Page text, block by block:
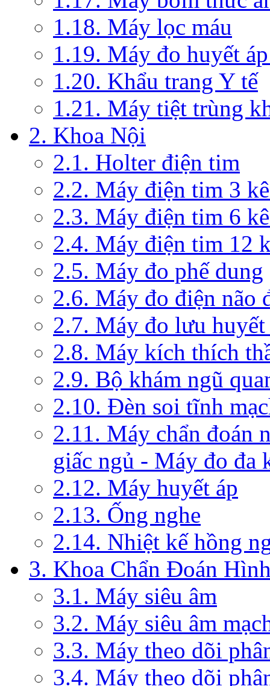
1.18. Máy lọc máu
1.19. Máy đo huyết
1.20. Khẩu trang Y tế
1.21. Máy tiệt trùng
2. Khoa Nội
2.1. Holter điện tim
2.2. Máy điện tim 3
2.3. Máy điện tim 6
2.4. Máy điện tim 12
2.5. Máy đo phế dung
2.6. Máy đo điện não
2.7. Máy đo lưu
2.8. Máy kích thích
2.9. Bộ khám ngũ
2.10. Đèn soi tĩnh
2.11. Máy chẩn đoán
giấc ngủ - Máy đo đa
2.12. Máy huyết áp
2.13. Ống nghe
2.14. Nhiệt kế hồng
3. Khoa Chẩn Đoán
3.1. Máy siêu âm
3.2. Máy siêu âm
3.3. Máy theo dõi
3.4. Máy theo dõi